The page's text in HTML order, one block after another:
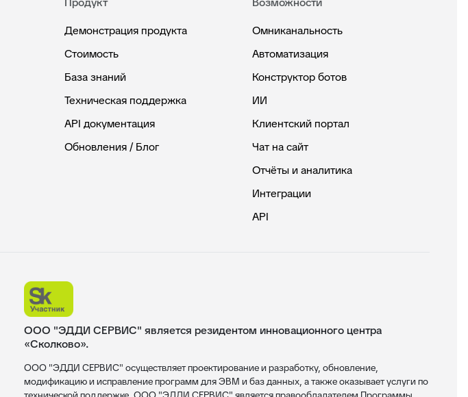
Демонстрация продукта
Стоимость
База знаний
Техническая поддержка
API документация
Обновления / Блог
Омниканальность
Автоматизация
Конструктор ботов
ИИ
Клиентский портал
Чат на сайт
Отчёты и аналитика
Интеграции
API
ООО "ЭДДИ СЕРВИС" является резидентом инновационного центра
«Сколково».
ООО "ЭДДИ СЕРВИС" осуществляет проектирование и разработку, обновление,
модификацию и исправление программ для ЭВМ и баз данных, а также оказывает услуги по